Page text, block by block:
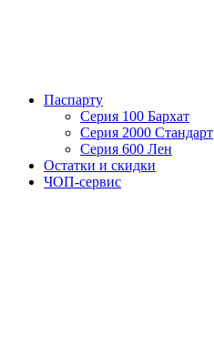
Паспарту
Серия 100 Бархат
Серия 2000 Стандарт
Серия 600 Лен
Остатки и скидки
ЧОП-сервис